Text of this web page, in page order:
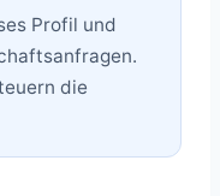
Profil und
die